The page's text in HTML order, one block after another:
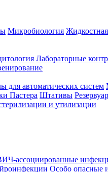
Микробиология
Лабораторные
для автоматических систем
Пастера Штативы
и утилизации
ассоциированные
Особо опасные